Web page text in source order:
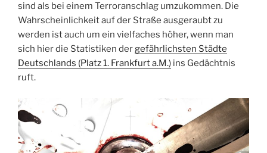
sind als bei einem Terroranschlag umzukommen. Die
Wahrscheinlichkeit auf der Straße ausgeraubt zu
werden ist auch um ein vielfaches höher, wenn man
sich hier die Statistiken dergefährlichsten Städte
Deutschlands (Platz 1. Frankfurt a.M.) ins Gedächtnis
ruft.